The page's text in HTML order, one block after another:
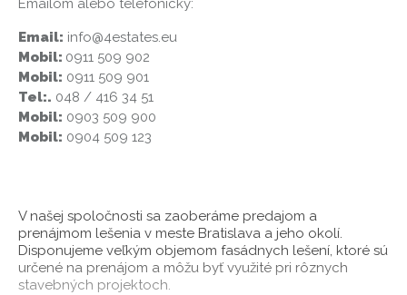
Emailom alebo telefonicky:
Email: info@4estates.eu
Mobil: 0911 509 902
Mobil: 0911 509 901
Tel:. 048 / 416 34 51
Mobil: 0903 509 900
Mobil: 0904 509 123
V našej spoločnosti sa zaoberáme predajom a
prenájmom lešenia v meste Bratislava a jeho okolí.
Disponujeme veľkým objemom fasádnych lešení, ktoré sú
určené na prenájom a môžu byť využité pri rôznych
stavebných projektoch.